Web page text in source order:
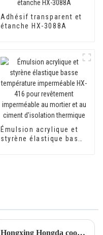
Adhésif transparent et
étanche HX-3088A
Émulsion acrylique et
styrène élastique basse
Hongxing Hongda coopère avec Keshun Waterproof Technology Co., Ltd pour apporter un nouvel avenir à l'industrie